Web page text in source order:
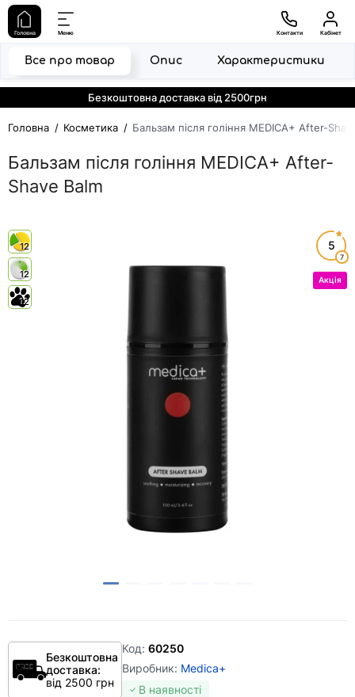
Безкоштовна доставка від 2500грн
Головна Меню Контакти Кабінет
Головна Косметика Бальзам після гоління MEDICA+ After-
Бальзам після гоління MEDICA+ After-
Shave Balm
Все про товар Опис Характеристики
12
12
12
5
7
Акція
Безкоштовна
доставка:
від 2500 грн
Код: 60250
Виробник: Medica+
В наявності